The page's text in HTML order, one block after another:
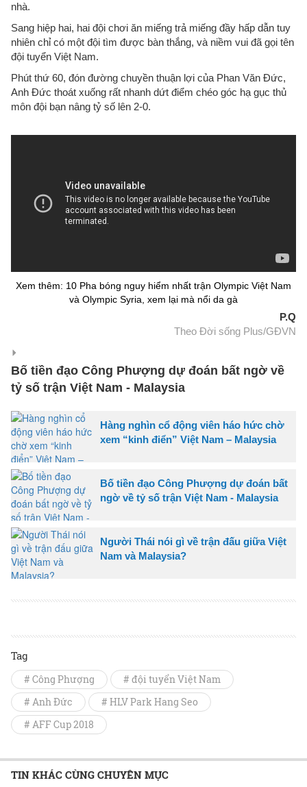
nhà.
Sang hiệp hai, hai đội chơi ăn miếng trả miếng đầy hấp dẫn tuy
nhiên chỉ có một đội tìm được bàn thắng, và niềm vui đã gọi tên
đội tuyển Việt Nam.
Phút thứ 60, đón đường chuyền thuận lợi của Phan Văn Đức,
Anh Đức thoát xuống rất nhanh dứt điểm chéo góc hạ gục thủ
môn đội bạn nâng tỷ số lên 2-0.
Xem thêm: 10 Pha bóng nguy hiểm nhất trận Olympic Việt Nam
và Olympic Syria, xem lại mà nổi da gà
P.Q
Theo Đời sống Plus/GĐVN
Bố tiền đạo Công Phượng dự đoán bất ngờ về
tỷ số trận Việt Nam - Malaysia
Hàng nghìn cổ động viên háo hức chờ
xem “kinh điển” Việt Nam – Malaysia
Bố tiền đạo Công Phượng dự đoán bất
ngờ về tỷ số trận Việt Nam - Malaysia
Người Thái nói gì về trận đấu giữa Việt
Nam và Malaysia?
Tag
# Công Phượng
# đội tuyển Việt Nam
# Anh Đức
# HLV Park Hang Seo
# AFF Cup 2018
TIN KHÁC CÙNG CHUYÊN MỤC